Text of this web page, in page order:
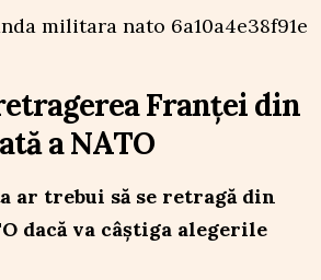
Franței din
a NATO
ar trebui să se retragă din
dacă va câștiga alegerile